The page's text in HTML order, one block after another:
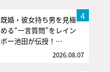
4
既婚・彼女持ち男を見極
める“一言質問”をレイン
ボー池田が伝授！…
2026.08.07